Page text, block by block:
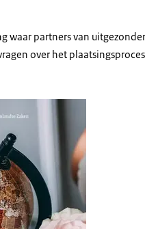
waar partners van
over het